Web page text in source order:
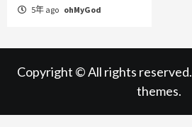
5年 ago ohMyGod
Copyright © All rights reserved.
themes.